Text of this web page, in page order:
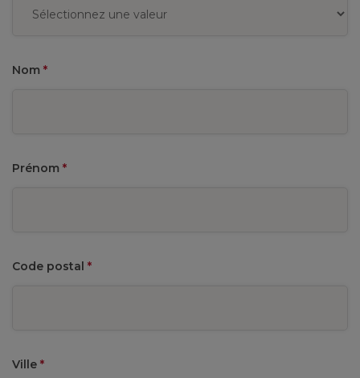
Nom *
Prénom *
Code postal *
Ville *